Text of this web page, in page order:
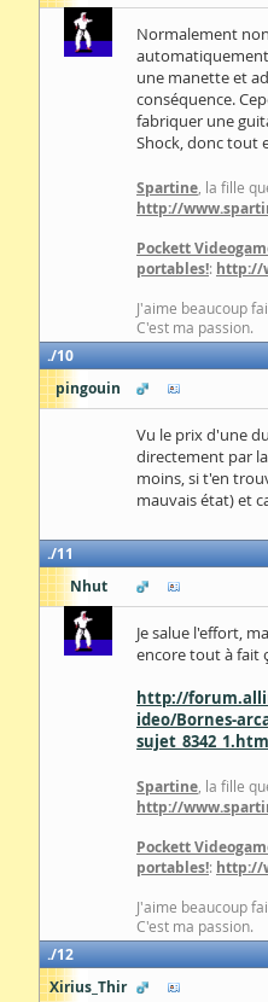
Normalement
une manette et
conséquence.
fabriquer une
Shock, donc tout
Spartine, la fille
http://
Pockett
portables!: http://
J'aime beaucoup
C'est ma passion.
10
pingouin
Vu le prix d'une
directement par
moins, si t'en
mauvais état) et
11
Nhut
Je salue l'effort,
encore tout à fait
http://
ideo/Bornes-
sujet_8342_1.htm
Spartine, la fille
http://
Pockett
portables!: http://
J'aime beaucoup
C'est ma passion.
12
Xirius_Thir